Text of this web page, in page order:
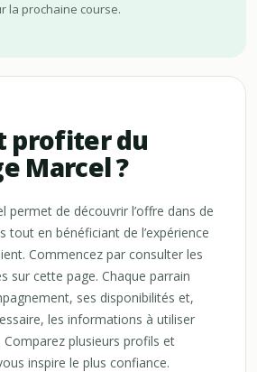
la prochaine course.
profiter du
Marcel ?
permet de découvrir l’offre dans de
tout en bénéficiant de l’expérience
Commencez par consulter les
sur cette page. Chaque parrain
ses disponibilités et,
les informations à utiliser
Comparez plusieurs profils et
inspire le plus confiance.